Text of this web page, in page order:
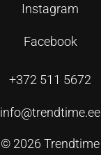
Instagram
Facebook
+372 511 5672
info@trendtime.ee
© 2026 Trendtime